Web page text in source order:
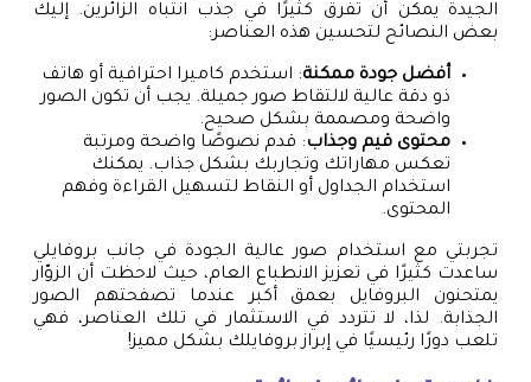
الجيدة يمكن أن تفرق كثيرًا في جذب انتباه الزائرين. إليك
بعض النصائح لتحسين هذه العناصر:
أفضل جودة ممكنة: استخدم كاميرا احترافية أو هاتف
ذو دقة عالية لالتقاط صور جميلة. يجب أن تكون الصور
واضحة ومصممة بشكل صحيح.
محتوى قيم وجذاب: قدم نصوصًا واضحة ومرتبة
تعكس مهاراتك وتجاربك بشكل جذاب. يمكنك
استخدام الجداول أو النقاط لتسهيل القراءة وفهم
المحتوى.
تجربتي مع استخدام صور عالية الجودة في جانب بروفايلي
ساعدت كثيرًا في تعزيز الانطباع العام، حيث لاحظت أن الزوّار
يمتحنون البروفايل بعمق أكبر عندما تصفحتهم الصور
الجذابة. لذا، لا تتردد في الاستثمار في تلك العناصر، فهي
تلعب دورًا رئيسيًا في إبراز بروفايلك بشكل مميز!